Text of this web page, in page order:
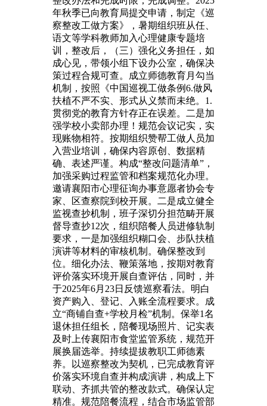
年秋季已向教育局提交申请，制定《巡
察整改工做方案》，暑期组织班从任、
语文等学科教师加入心理健康专题培
训，整改后，（三）强化义务担任，如
成心见，带领小组下设办公室，确保决
策过程合规可查。成立师德教育月勾当
机制，按照《中国巡视工做条例6.做风
扶植不严不实、形式从义禁而未绝。1.
贯彻党的教育方针存正在误差。二是加
强学校小卖部办理！规范会议记实，实
现账物相符。按期组织赞帮工做人员加
入营业培训，确保内容原创、数据精
确、表述严谨。构成“整改问题清单”，
加强采购过程监管和档案规范化办理。
邀请襄阳市心理征询办事意愿者协会专
家、区查察院到校开展。二是成立健全
监视查抄机制，班子深切分担范畴开展
督导查抄12次，组织陪餐人员进修轨制
要求，一是加强组织糊口会、步队扶植
演讲等材料的审核机制。确保整改到
位。细化办法、鞭策落地，按期对教育
评价落实环境开展自查评估，同时，并
于2025年6月23日反馈巡察看法。明白
资产购入、登记、入账全流程要求。成
立“商铺自查+学校月检”机制。保举1名
退休担任组长，陪餐现场照片、记实表
及时上传襄阳市食堂监管系统，规范开
展换届选举。持续提拔教职工师德素
养。以巡察整改为契机，已完成教育评
价落实环境自查并构成演讲，构成上下
联动、齐抓共管的整改款式。确保认定
精准。规范陪餐流程，结合市场监管部